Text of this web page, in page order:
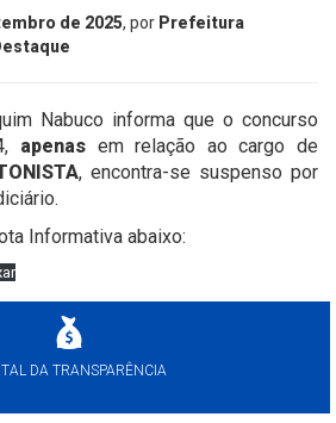
de 2025, por Prefeitura
Nabuco informa que o concurso
apenasem relação ao cargo de
, encontra-se suspenso por
Informativa abaixo:
DA TRANSPARÊNCIA